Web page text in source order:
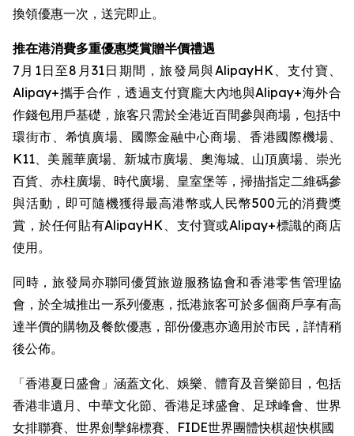
換領優惠一次，送完即止。
推在港消費多重優惠獎賞贈半價禮遇
7月1日至8月31日期間，旅發局與AlipayHK、支付寶、
Alipay+攜手合作，透過支付寶龐大內地與Alipay+海外合
作錢包用戶基礎，旅客只需於全港近百間參與商場，包括中
環街市、希慎廣場、國際金融中心商場、香港國際機場、
K11、美麗華廣場、新城市廣場、奧海城、山頂廣場、崇光
百貨、赤柱廣場、時代廣場、皇室堡等，掃描指定二維碼參
與活動，即可隨機獲得最高港幣或人民幣500元的消費獎
賞，於任何貼有AlipayHK、支付寶或Alipay+標識的商店
使用。
同時，旅發局亦聯同優質旅遊服務協會和香港零售管理協
會，於全城推出一系列優惠，抵港旅客可於多個商戶享有高
達半價的購物及餐飲優惠，部份優惠亦適用於市民，詳情稍
後公佈。
「香港夏日盛會」涵蓋文化、娛樂、體育及音樂節目，包括
香港非遺月、中華文化節、香港足球盛會、足球峰會、世界
女排聯賽、世界劍擊錦標賽、FIDE世界團體快棋超快棋國